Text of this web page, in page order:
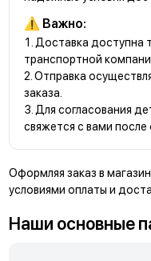
⚠️ Важно:
Доставка доступна
транспортной
Отправка
заказа.
Для согласования
свяжется с вами после
Оформляя заказ в
условиями оплаты и
Наши основные